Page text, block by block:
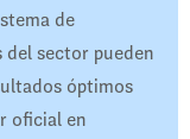
de
del sector pueden
óptimos
oficial en